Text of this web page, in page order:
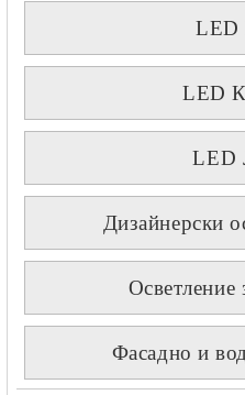
LED
LED
LED
Дизайнерски
Осветление
Фасадно и